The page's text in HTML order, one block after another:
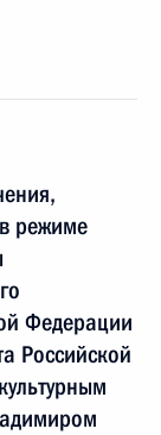
режиме
Федерации
Российской